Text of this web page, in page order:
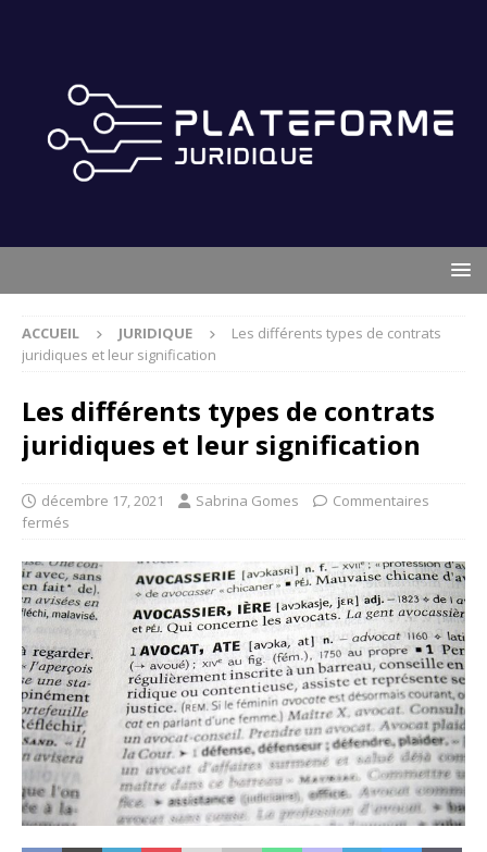
ACCUEIL JURIDIQUE
Les différents types de contrats
juridiques et leur signification
Les différents types de contrats
juridiques et leur signification
décembre 17, 2021 Sabrina Gomes
Commentaires
fermés